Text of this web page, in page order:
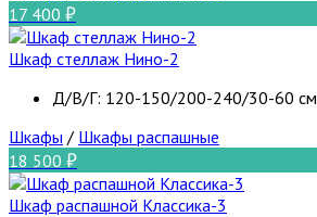
17 400
Шкаф стеллаж Нино-2
Д/В/Г: 120-150/200-240/30-60 см
Шкафы / Шкафы распашные
18 500
Шкаф распашной Классика-3